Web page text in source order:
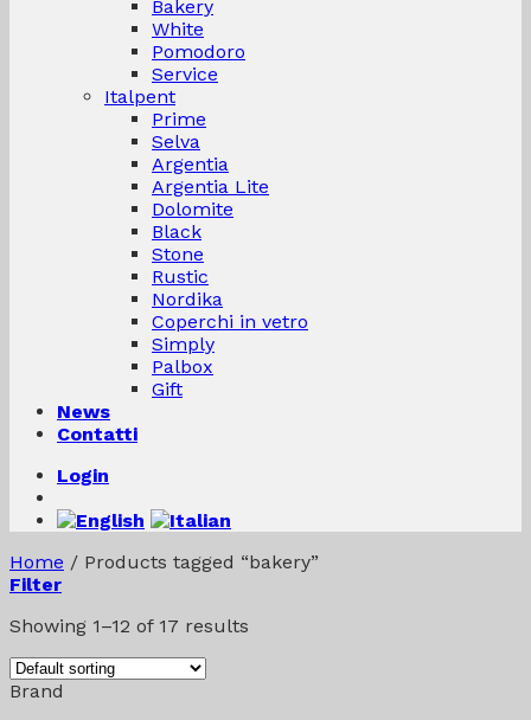
Bakery
White
Pomodoro
Service
Italpent
Prime
Selva
Argentia
Argentia Lite
Dolomite
Black
Stone
Rustic
Nordika
Coperchi in vetro
Simply
Palbox
Gift
News
Contatti
Login
Home / Products tagged “bakery”
Filter
Showing 1–12 of 17 results
Brand